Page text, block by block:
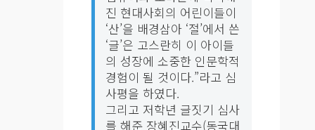
진 현대사회의 어린이들이
‘산’을 배경삼아 ‘절’에서 쓴
‘글’은 고스란히 이 아이들
의 성장에 소중한 인문학적
경험이 될 것이다.”라고 심
사평을 하였다.
그리고 저학년 글짓기 심사
를 해준 장혜진교수(동국대